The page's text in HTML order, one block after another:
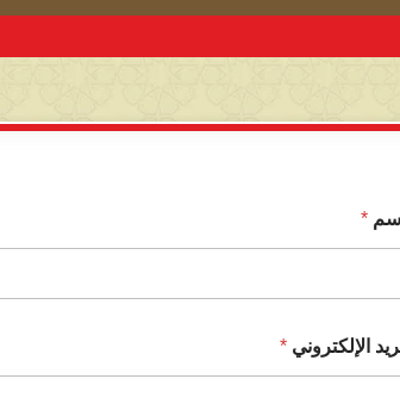
*
الإلكتروني*